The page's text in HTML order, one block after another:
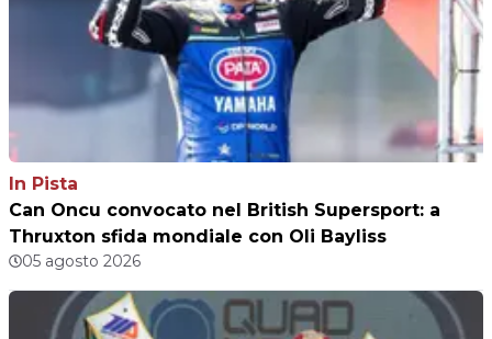
In Pista
Can Oncu convocato nel British Supersport: a
Thruxton sfida mondiale con Oli Bayliss
05 agosto 2026